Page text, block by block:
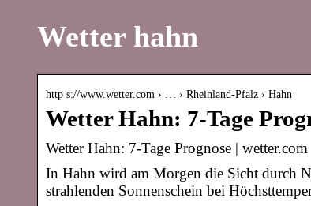
Wetter hahn
http s://www.wetter.com › … › Rheinland-Pfalz › Hahn
Wetter Hahn: 7-Tage
Wetter Hahn: 7-Tage Prognose | wetter.com
In Hahn wird am Morgen die Sicht durch
strahlenden Sonnenschein bei